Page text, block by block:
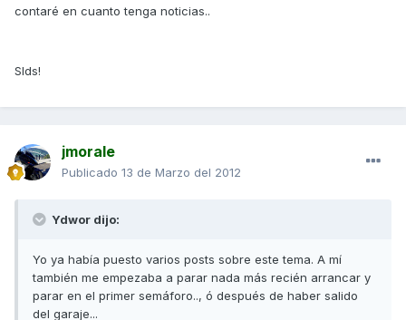
contaré en cuanto tenga noticias..
Slds!
jmorale
Publicado 13 de Marzo del 2012
Ydwor dijo:
Yo ya había puesto varios posts sobre este tema. A mí
también me empezaba a parar nada más recién arrancar y
parar en el primer semáforo.., ó después de haber salido
del garaje...